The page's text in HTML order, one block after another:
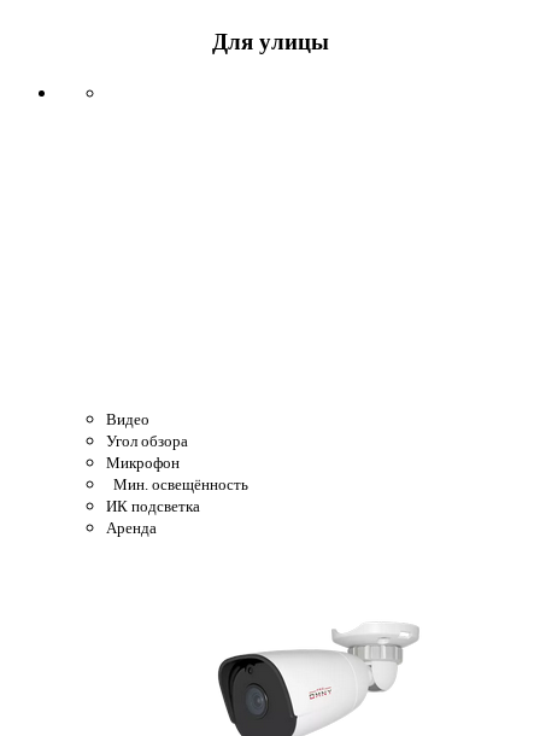
Для улицы
Видео
Угол обзора
Микрофон
Мин. освещённость
ИК подсветка
Аренда